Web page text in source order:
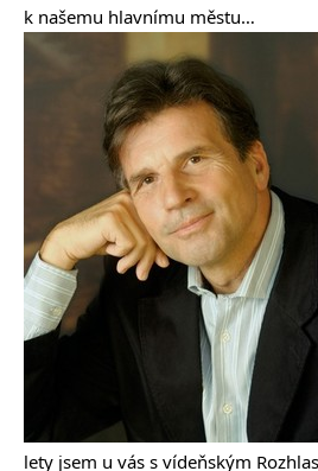
k našemu hlavnímu městu…
lety jsem u vás s vídeňským